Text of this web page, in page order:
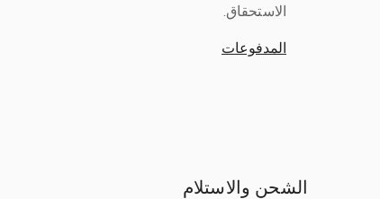
الاستحقاق.
المدفوعات
الشحن والاستلام